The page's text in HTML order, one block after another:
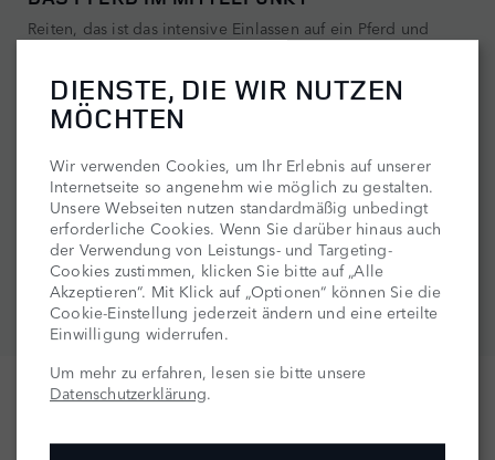
Reiten, das ist das intensive Einlassen auf ein Pferd und
Rover Live Veranstaltungen zum Thema Reiten werden
diesem Umstand auf vielfältige Weise gerecht. Informativ,
unterhaltsam und immer nah dran an den Bedürfnissen von
Aspekte thematisiert wie Zucht, Transport, Pflege,
Turniersport oder Pferdeausbildung – präsentiert und
vermittelt von versierten Fachgrößen.
ALLE REITEN-EVENTS
DIENSTE, DIE WIR NUTZEN
MÖCHTEN
Wir verwenden Cookies, um Ihr Erlebnis auf unserer
Internetseite so angenehm wie möglich zu gestalten.
Unsere Webseiten nutzen standardmäßig unbedingt
erforderliche Cookies. Wenn Sie darüber hinaus auch
der Verwendung von Leistungs- und Targeting-
Cookies zustimmen, klicken Sie bitte auf „Alle
Akzeptieren“. Mit Klick auf „Optionen“ können Sie die
Cookie-Einstellung jederzeit ändern und eine erteilte
Einwilligung widerrufen.
Um mehr zu erfahren, lesen sie bitte unsere
Datenschutzerklärung.